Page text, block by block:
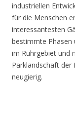
industriellen
für die Menschen
interessantesten
bestimmte Phasen
im Ruhrgebiet und
Parklandschaft
neugierig.